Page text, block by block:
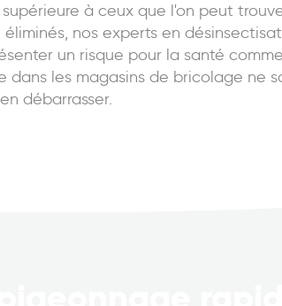
à ceux que l'on peut
nos experts en
un risque pour la santé
dans les magasins de bricolage ne
débarrasser.